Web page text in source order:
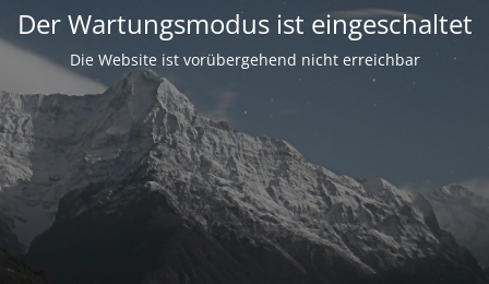
Der Wartungsmodus ist eingeschaltet
Die Website ist vorübergehend nicht erreichbar